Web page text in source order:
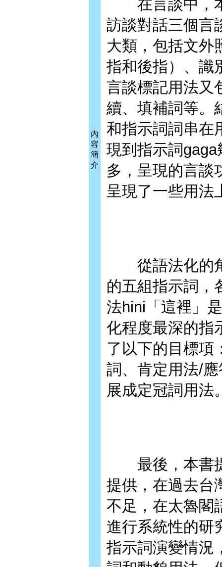
內
容
簡
介
在言談中，本
訪談對話三個言
大類，包括文外
指和後指）、識
言談標記用法又
續、填補詞等。
和指示詞詞串在
現到指示詞
多，呈現的言談
呈現了一些用法
從語法化的角
的五組指示詞，
法hini「這裡」
化程度最深的指
了以下的目標項
詞、肯定用法/
展成定冠詞用法
最後，本書提
提供，在過去台
不足，在太魯閣
進行系統性的研
指示詞演變情況